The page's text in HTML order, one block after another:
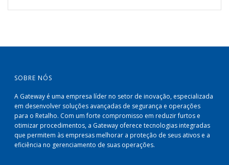
SOBRE NÓS
A Gateway é uma empresa líder no setor de inovação, especializada
em desenvolver soluções avançadas de segurança e operações
para o Retalho. Com um forte compromisso em reduzir furtos e
otimizar procedimentos, a Gateway oferece tecnologias integradas
que permitem às empresas melhorar a proteção de seus ativos e a
eficiência no gerenciamento de suas operações.